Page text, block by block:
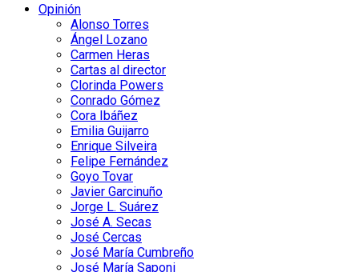
Opinión
Alonso Torres
Ángel Lozano
Carmen Heras
Cartas al director
Clorinda Powers
Conrado Gómez
Cora Ibáñez
Emilia Guijarro
Enrique Silveira
Felipe Fernández
Goyo Tovar
Javier Garcinuño
Jorge L. Suárez
José A. Secas
José Cercas
José María Cumbreño
José María Saponi